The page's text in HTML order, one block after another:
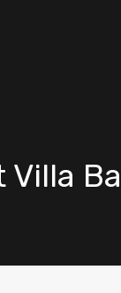
Villa